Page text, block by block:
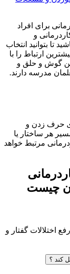
برای افراد
و
تا بتوانید انتخاب
ارتباط را با
گوش و حلق و
مدرسه دارند.
حرف زدن و
هر ساختار یا
مرتبط خواهد
چیست
اختلالات گفتار و
کند ؟